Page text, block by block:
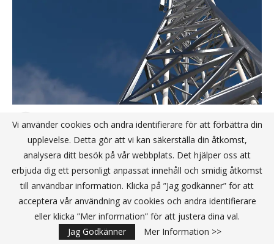
Avancerad transformationsteknik
med grön energilösning
More Alliance startar MOD Studio: Satsar på
digital affärs- och tjänsteutveckling
Två BizMaker-startups får 500 000 kronor i
Vinnovas utlysning
Vi använder cookies och andra identifierare för att förbättra din
upplevelse. Detta gör att vi kan säkerställa din åtkomst,
analysera ditt besök på vår webbplats. Det hjälper oss att
erbjuda dig ett personligt anpassat innehåll och smidig åtkomst
till användbar information. Klicka på ”Jag godkänner” för att
acceptera vår användning av cookies och andra identifierare
eller klicka ”Mer information” för att justera dina val.
Jag Godkänner
Mer Information >>